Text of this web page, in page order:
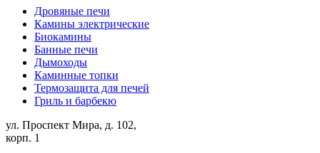
Дровяные печи
Камины электрические
Биокамины
Банные печи
Дымоходы
Каминные топки
Термозащита для печей
Гриль и барбекю
ул. Проспект Мира, д. 102,
корп. 1